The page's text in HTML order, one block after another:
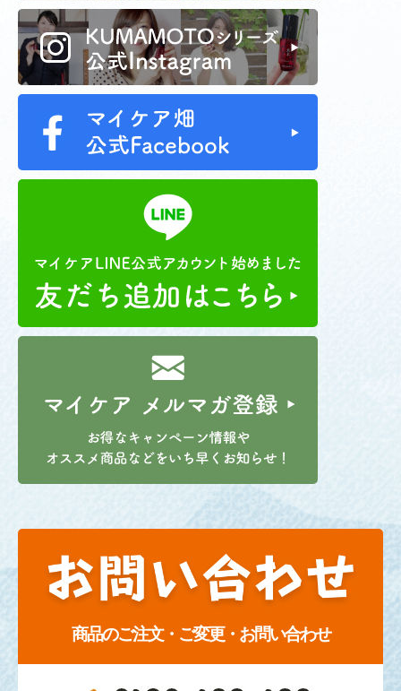
商品のご注文・ご変更・お問い合わせ